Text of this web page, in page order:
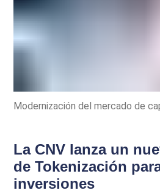
Modernización del mercado de
La CNV lanza un
de Tokenización
inversiones